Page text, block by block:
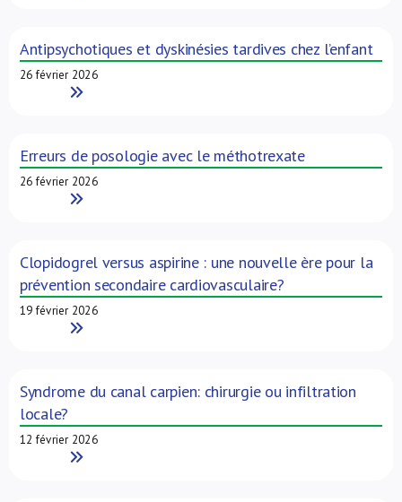
Antipsychotiques et dyskinésies tardives chez l’enfant
26 février 2026
Read More
Erreurs de posologie avec le méthotrexate
26 février 2026
Read More
Clopidogrel versus aspirine : une nouvelle ère pour la
prévention secondaire cardiovasculaire?
19 février 2026
Read More
Syndrome du canal carpien: chirurgie ou infiltration
locale?
12 février 2026
Read More